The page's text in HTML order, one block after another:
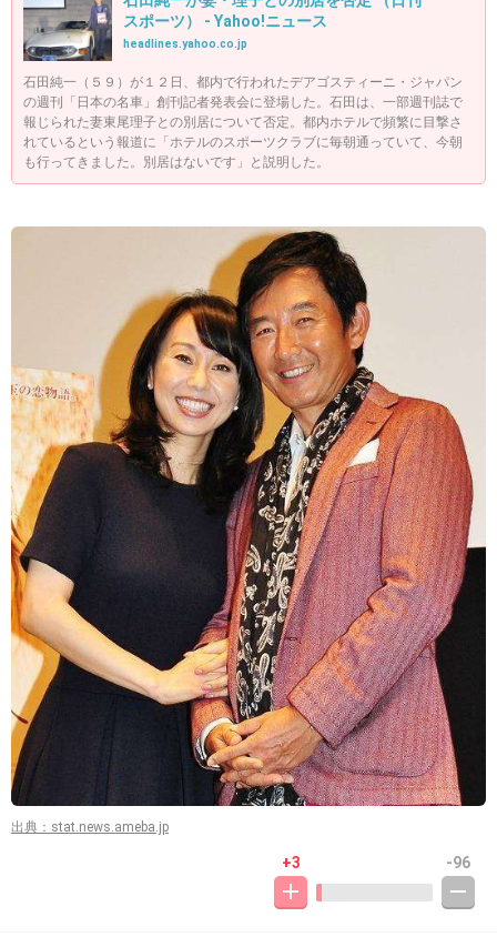
スポーツ） - Yahoo!ニュース
headlines.yahoo.co.jp
石田純一（５９）が１２日、都内で行われたデアゴスティーニ・ジャパン
の週刊「日本の名車」創刊記者発表会に登場した。石田は、一部週刊誌で
報じられた妻東尾理子との別居について否定。都内ホテルで頻繁に目撃さ
れているという報道に「ホテルのスポーツクラブに毎朝通っていて、今朝
も行ってきました。別居はないです」と説明した。
出典：stat.news.ameba.jp
+3 -96